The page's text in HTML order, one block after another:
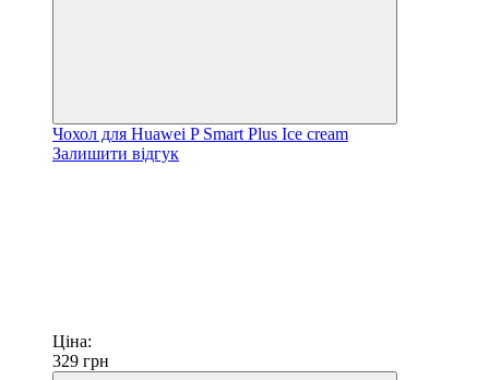
Чохол для Huawei P Smart Plus Ice cream
Залишити відгук
Ціна:
329 грн